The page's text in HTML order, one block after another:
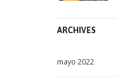
ARCHIVES
mayo 2022